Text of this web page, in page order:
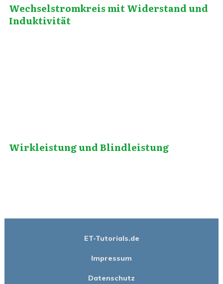
Wechselstromkreis mit Widerstand und
Induktivität
Wirkleistung und Blindleistung
ET-Tutorials.de
Impressum
Datenschutz